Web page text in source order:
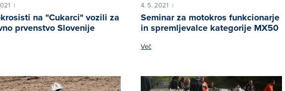
|
na "Cukarci" vozili za
prvenstvo Slovenije
4. 5. 2021 |
Seminar za motokros funkcionarje
in spremljevalce kategorije MX50
Več